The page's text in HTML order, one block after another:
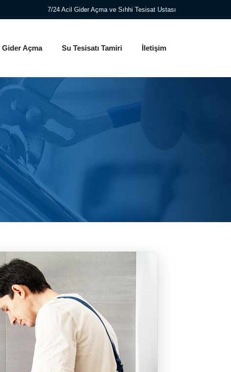
7/24 Acil Gider Açma ve Sıhhi Tesisat Ustası
Gider Açma Su Tesisatı Tamiri İletişim